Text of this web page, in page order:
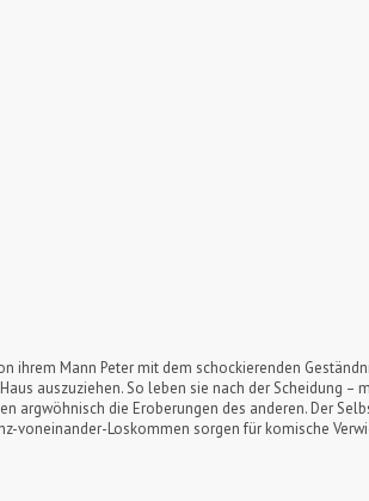
ihrem Mann Peter mit dem schockierenden
auszuziehen. So leben sie nach der Scheidung
argwöhnisch die Eroberungen des anderen. Der
voneinander-Loskommen sorgen für komische